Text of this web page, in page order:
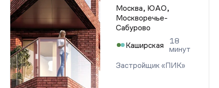
Москва, ЮАО,
Москворечье-
Сабурово
Каширская
18
минут
Застройщик «ПИК»